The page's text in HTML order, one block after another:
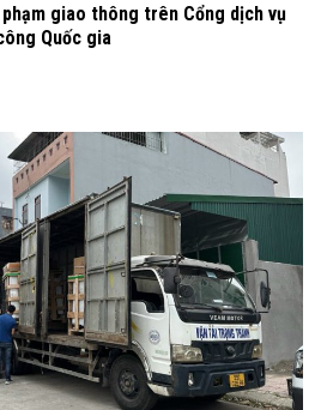
giao thông trên Cổng dịch vụ
Quốc gia